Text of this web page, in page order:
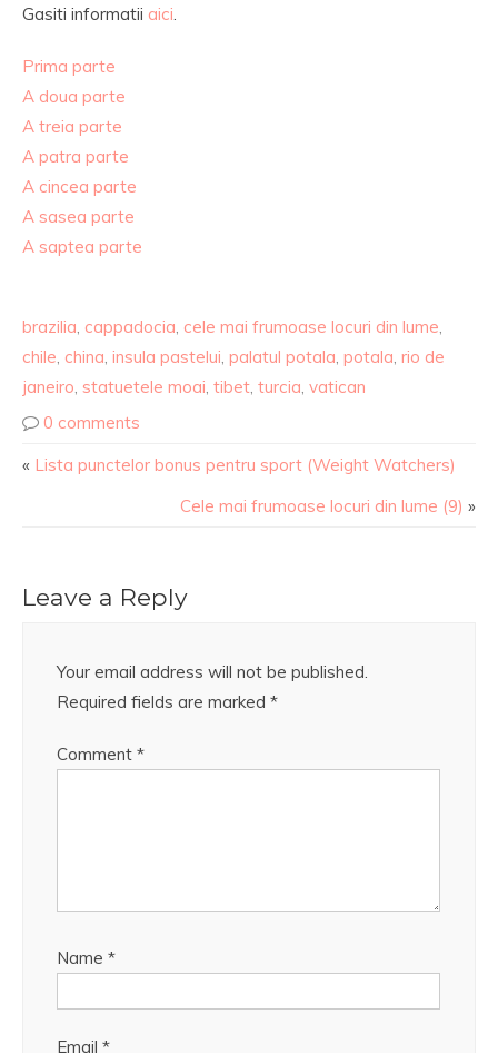
Gasiti informatii aici.
Prima parte
A doua parte
A treia parte
A patra parte
A cincea parte
A sasea parte
A saptea parte
brazilia, cappadocia, cele mai frumoase locuri din lume,
chile, china, insula pastelui, palatul potala, potala, rio de
janeiro, statuetele moai, tibet, turcia, vatican
0 comments
« Lista punctelor bonus pentru sport (Weight Watchers)
Cele mai frumoase locuri din lume (9) »
Leave a Reply
Your email address will not be published.
Required fields are marked *
Comment *
Name *
Email *